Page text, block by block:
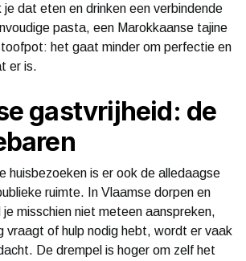
je dat eten en drinken een verbindende
pasta, een Marokkaanse tajine
het gaat minder om perfectie en
er is.
gastvrijheid: de
huisbezoeken is er ook de alledaagse
ruimte. In Vlaamse dorpen en
misschien niet meteen aanspreken,
vraagt of hulp nodig hebt, wordt er vaak
De drempel is hoger om zelf het